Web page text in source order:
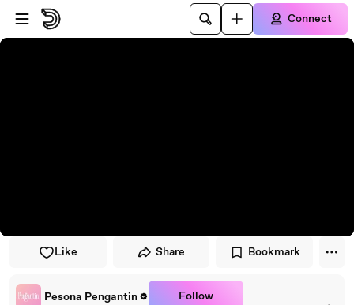
Skip to player
Skip to main content
Connect
Like Share Bookmark
Pesona Pengantin Follow